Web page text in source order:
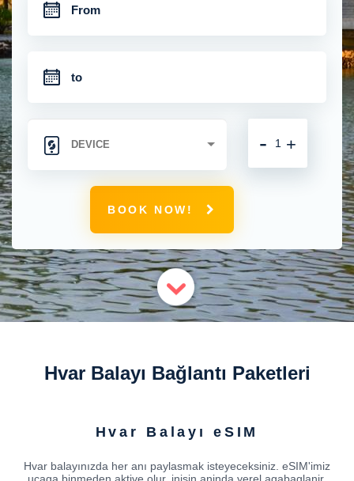
+
-
BOOK NOW!
Hvar Balayı Bağlantı Paketleri
Hvar Balayı eSIM
Hvar balayınızda her anı paylasmak isteyeceksiniz. eSIM'imiz
uçaga binmeden aktive olur, inisin aninda yerel agabaglanir.